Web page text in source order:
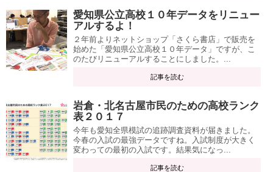
愛知県公立高校１０年データをリニュー
アルするよ！
２年前よりネットショップ「さくら書店」で販売を
始めた「愛知県公立高校１０年データ」ですが、こ
のたびリニューアルすることにしました。...
記事を読む
岩倉・北名古屋市民のための高校ランク
表２０１７
今年も愛知全県模試の追跡調査資料が届きました。
今春の入試の最強データですね。入試制度が大きく
変わっての最初の入試です。結果気になっ...
記事を読む